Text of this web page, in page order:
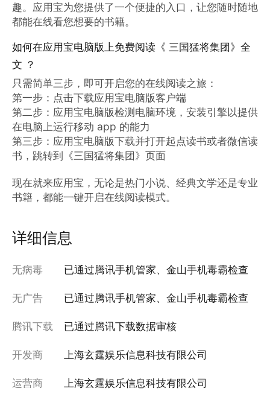
趣。应用宝为您提供了一个便捷的入口，让您随时随地
都能在线看您想要的书籍。
如何在应用宝电脑版上免费阅读《 三国猛将集团》全
文 ？
只需简单三步，即可开启您的在线阅读之旅：
第一步：点击下载应用宝电脑版客户端
第二步：应用宝电脑版检测电脑环境，安装引擎以提供
在电脑上运行移动 app 的能力
第三步：应用宝电脑版下载并打开起点读书或者微信读
书，跳转到《三国猛将集团》页面
现在就来应用宝，无论是热门小说、经典文学还是专业
书籍，都能一键开启在线阅读模式。
详细信息
无病毒 已通过腾讯手机管家、金山手机毒霸检查
无广告 已通过腾讯手机管家、金山手机毒霸检查
腾讯下载 已通过腾讯下载数据审核
开发商 上海玄霆娱乐信息科技有限公司
运营商 上海玄霆娱乐信息科技有限公司